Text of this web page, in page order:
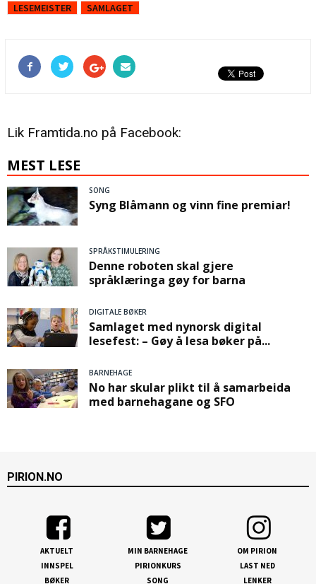
LESEMEISTER SAMLAGET
Lik Framtida.no på Facebook:
MEST LESE
SONG
Syng Blåmann og vinn fine premiar!
SPRÅKSTIMULERING
Denne roboten skal gjere
språklæringa gøy for barna
DIGITALE BØKER
Samlaget med nynorsk digital
lesefest: – Gøy å lesa bøker på...
BARNEHAGE
No har skular plikt til å samarbeida
med barnehagane og SFO
PIRION.NO
AKTUELT
INNSPEL
BØKER
MIN BARNEHAGE
PIRIONKURS
SONG
OM PIRION
LAST NED
LENKER